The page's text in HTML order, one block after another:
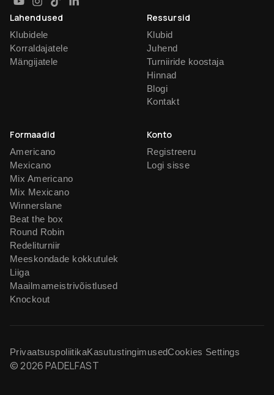
Lahendused
Klubidele
Korraldajatele
Mängijatele
Ressursid
Klubid
Juhend
Turniiride koostaja
Hinnad
Blogi
Kontakt
Formaadid
Americano
Mexicano
Mix Americano
Mix Mexicano
Winnerslane
Beat the box
Round Robin
Redeliturniir
Meeskondade kokkutulek
Liiga
Maailmameistrivõistlused
Knockout
Konto
Registreeru
Logi sisse
© 2026 PADELFAST
PrivaatsuspoliitikaKasutustingimusedCookies Settings